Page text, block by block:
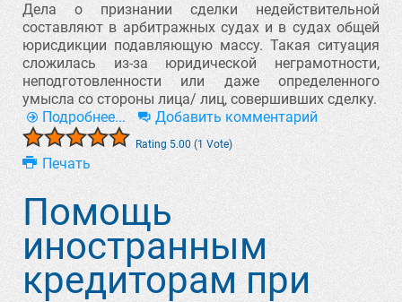
Дела о признании сделки недействительной
составляют в арбитражных судах и в судах общей
юрисдикции подавляющую массу. Такая ситуация
сложилась из-за юридической неграмотности,
неподготовленности или даже определенного
умысла со стороны лица/ лиц, совершивших сделку.
Подробнее...
Добавить комментарий
Rating 5.00 (1 Vote)
Печать
Помощь
иностранным
кредиторам при